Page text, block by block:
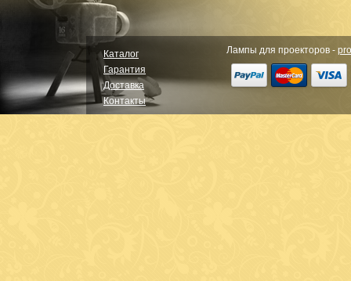
Каталог
Гарантия
Доставка
Контакты
Лампы для проекторов -